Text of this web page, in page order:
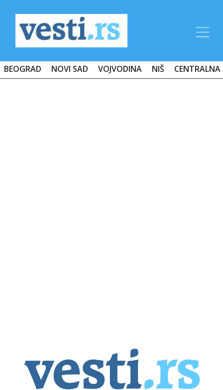
BEOGRAD NOVI SAD VOJVODINA NIŠ CENTRALNA